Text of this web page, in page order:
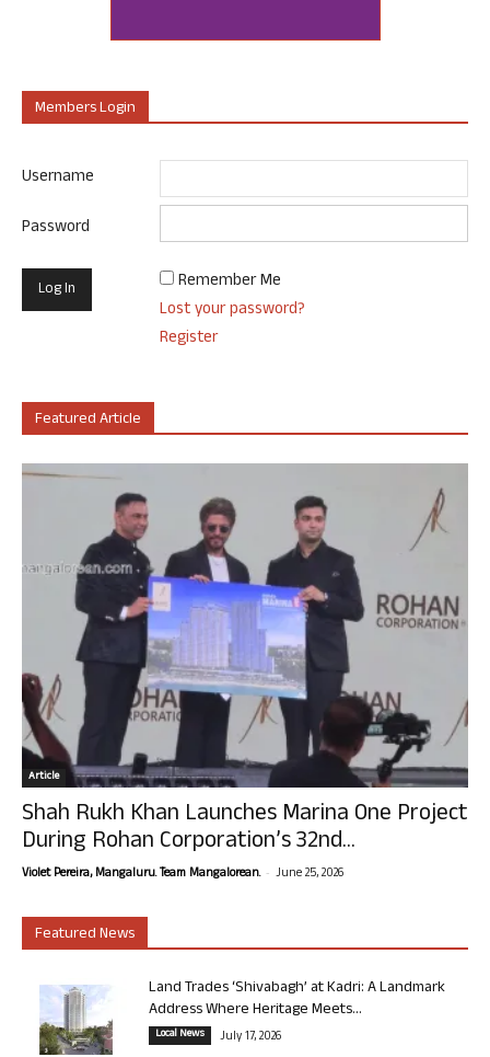
Members Login
Username
Password
Remember Me
Lost your password?
Register
Featured Article
Article
Shah Rukh Khan Launches Marina One Project
During Rohan Corporation’s 32nd...
Violet Pereira, Mangaluru. Team Mangalorean. - June 25, 2026
Featured News
Land Trades ‘Shivabagh’ at Kadri: A Landmark
Address Where Heritage Meets...
Local News July 17, 2026